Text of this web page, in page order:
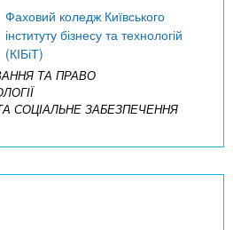
Фаховий коледж Київського
інституту бізнесу та технологій
(КІБіТ)
ТА ПРАВО
СОЦІАЛЬНЕ ЗАБЕЗПЕЧЕННЯ